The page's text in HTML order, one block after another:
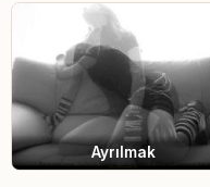
Ayrılmak